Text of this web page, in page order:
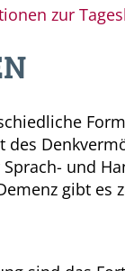
zur
des
und
gibt es